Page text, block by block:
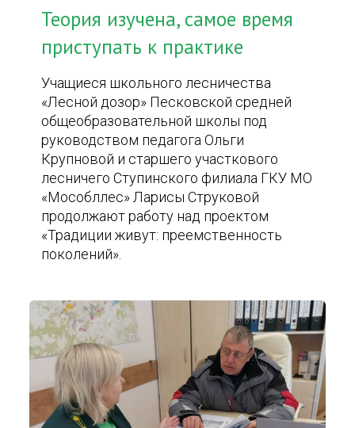
Теория изучена, самое время
приступать к практике
Учащиеся школьного лесничества
«Лесной дозор» Песковской средней
общеобразовательной школы под
руководством педагога Ольги
Крупновой и старшего участкового
лесничего Ступинского филиала ГКУ МО
«Мособллес» Ларисы Струковой
продолжают работу над проектом
«Традиции живут: преемственность
поколений».